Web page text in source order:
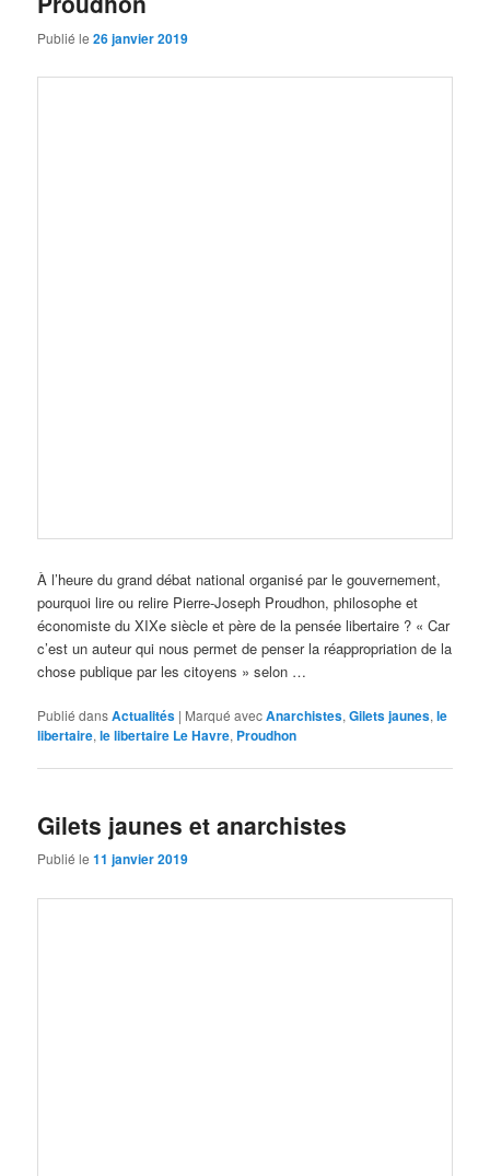
Publié le26 janvier 2019
À l’heure du grand débat national organisé par le gouvernement,
pourquoi lire ou relire Pierre-Joseph Proudhon, philosophe et
économiste du XIXe siècle et père de la pensée libertaire ? « Car
c’est un auteur qui nous permet de penser la réappropriation de la
chose publique par les citoyens » selon …
Publié dansActualités | Marqué avecAnarchistes,Gilets jaunes,le
libertaire,le libertaire Le Havre, Proudhon
Gilets jaunes et anarchistes
Publié le11 janvier 2019